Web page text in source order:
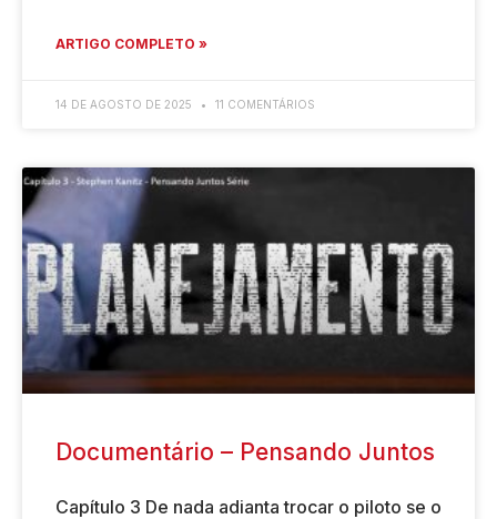
ARTIGO COMPLETO »
14 DE AGOSTO DE 2025 11 COMENTÁRIOS
Documentário – Pensando Juntos
Capítulo 3 De nada adianta trocar o piloto se o